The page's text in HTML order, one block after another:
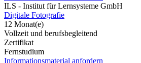
ILS - Institut für Lernsysteme GmbH
Digitale Fotografie
12 Monat(e)
Vollzeit und berufsbegleitend
Zertifikat
Fernstudium
Informationsmaterial anfordern